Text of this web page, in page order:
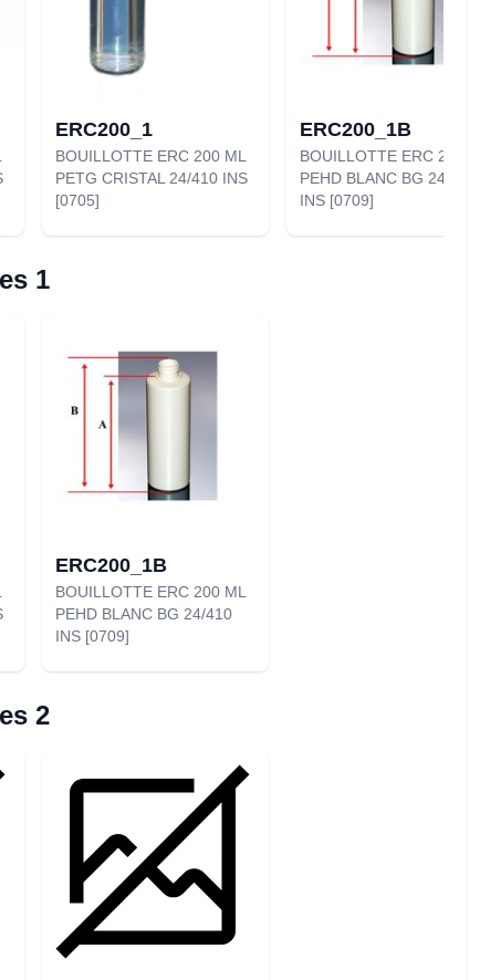
ERC200_1
BOUILLOTTE ERC 200 ML
PETG CRISTAL 24/410 INS
[0705]
ERC200_1B
BOUILLOTTE ERC 200 ML
PEHD BLANC BG 24/410
INS [0709]
1
ERC200_1B
BOUILLOTTE ERC 200 ML
PEHD BLANC BG 24/410
INS [0709]
2